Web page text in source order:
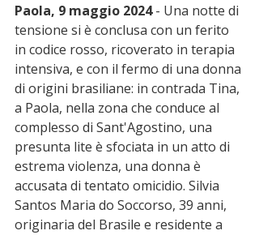
Paola, 9 maggio 2024 - Una notte di
tensione si è conclusa con un ferito
in codice rosso, ricoverato in terapia
intensiva, e con il fermo di una donna
di origini brasiliane: in contrada Tina,
a Paola, nella zona che conduce al
complesso di Sant'Agostino, una
presunta lite è sfociata in un atto di
estrema violenza, una donna è
accusata di tentato omicidio. Silvia
Santos Maria do Soccorso, 39 anni,
originaria del Brasile e residente a